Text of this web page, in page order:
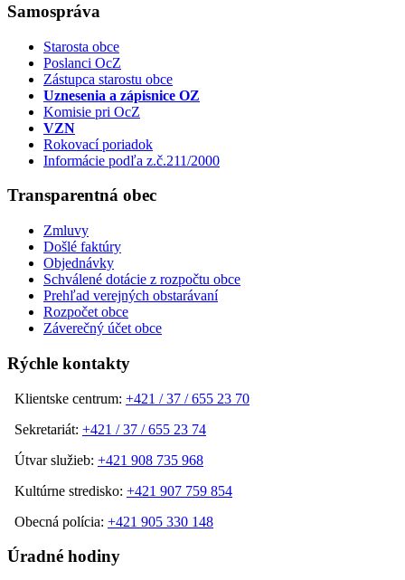
Samospráva
Starosta obce
Poslanci OcZ
Zástupca starostu obce
Uznesenia a zápisnice OZ
Komisie pri OcZ
VZN
Rokovací poriadok
Informácie podľa z.č.211/2000
Transparentná obec
Zmluvy
Došlé faktúry
Objednávky
Schválené dotácie z rozpočtu obce
Prehľad verejných obstarávaní
Rozpočet obce
Záverečný účet obce
Rýchle kontakty
Klientske centrum: +421 / 37 / 655 23 70
Sekretariát: +421 / 37 / 655 23 74
Útvar služieb: +421 908 735 968
Kultúrne stredisko: +421 907 759 854
Obecná polícia: +421 905 330 148
Úradné hodiny